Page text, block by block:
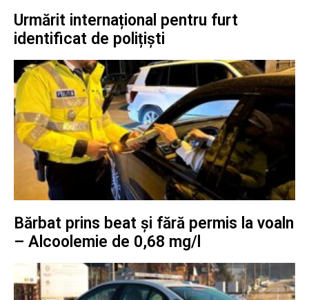
Urmărit internațional pentru furt
identificat de polițiști
Bărbat prins beat și fără permis la voaln
– Alcoolemie de 0,68 mg/l